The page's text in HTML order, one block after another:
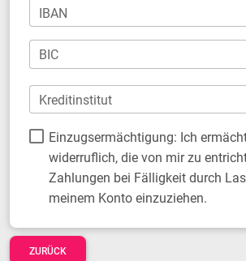
IBAN
BIC
Kreditinstitut
Einzugsermächtigung: Ich
widerruflich, die von mir zu
Zahlungen bei Fälligkeit durch
meinem Konto einzuziehen.
ZURÜCK